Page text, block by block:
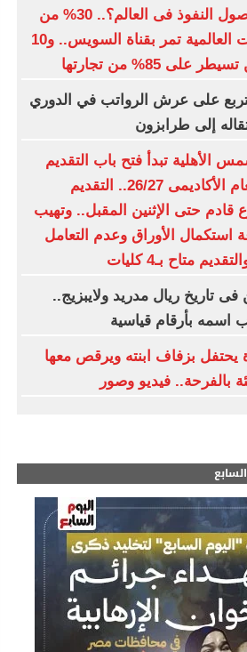
البحرية أهم أصول النفوذ فى العالم؟.. 30% من
تجارة الحاويات العالمية تمر بقناة السويس.. و10
85% من تجارتها
على عرش الرواتب في الدوري
إلى طرابزون
الأهلية تبدأ فتح باب التقديم
الإلكترونى للعام الأكاديمى 26/27.. التقديم
قادم حتى الإثنين المقبل.. وتهيب
استكمال الأوراق وعدم التعامل
متاح بـ4 كليات
فى تاريخ ريال مدريد ولايبزيج..
اسمه بأرقام قياسية
بزفاف ابنته ويرقص معها
بالفرحة.. فيديو وصور